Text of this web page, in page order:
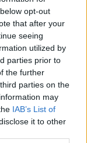
opt-out
that after your
seeing
utilized by
parties prior to
the further
parties on the
may
IAB’s List of
it to other
les évaluations
propres
de ce site web.
varier selon les
toujours prendre